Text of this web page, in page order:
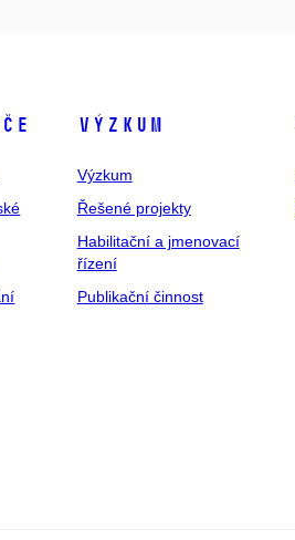
Výzkum
Výzkum
Řešené projekty
Habilitační a jmenovací
řízení
Publikační činnost